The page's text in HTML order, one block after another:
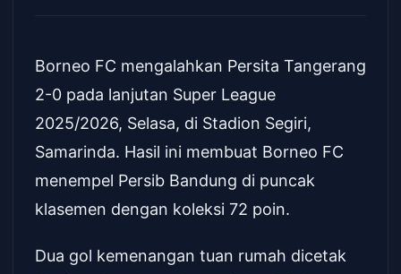
Borneo FC mengalahkan Persita Tangerang
2-0 pada lanjutan Super League
2025/2026, Selasa, di Stadion Segiri,
Samarinda. Hasil ini membuat Borneo FC
menempel Persib Bandung di puncak
klasemen dengan koleksi 72 poin.
Dua gol kemenangan tuan rumah dicetak